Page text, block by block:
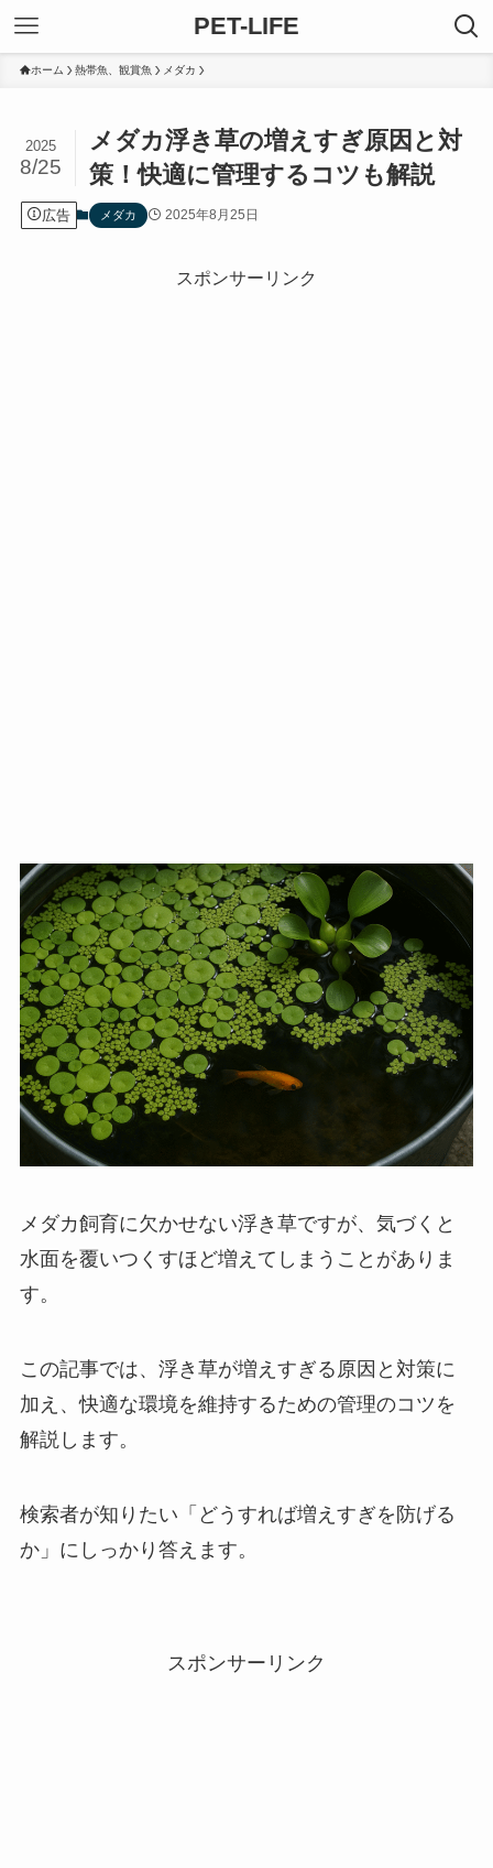
PET-LIFE
ホーム 熱帯魚、観賞魚 メダカ
メダカ浮き草の増えすぎ原因と対
策！快適に管理するコツも解説
2025
8/25
広告 メダカ 2025年8月25日
スポンサーリンク
メダカ飼育に欠かせない浮き草ですが、気づくと
水面を覆いつくすほど増えてしまうことがありま
す。
この記事では、浮き草が増えすぎる原因と対策に
加え、快適な環境を維持するための管理のコツを
解説します。
検索者が知りたい「どうすれば増えすぎを防げる
か」にしっかり答えます。
スポンサーリンク